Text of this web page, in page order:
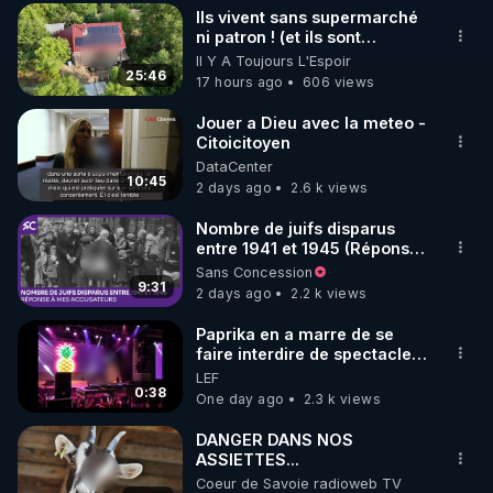
▶ 30 jours gratuit sur l’application de méditation et
de bien-être ENVOL :
Rendez-vous sur https://www.envol.app/code
le code : REGENERE
où je résidais alors, je
diffusais un tract que j’avais
moi-même rédigé, intitulé:
"La vérité, enfin." L’adresse
postale de mon association y
public puisse se renseigner
davantage. Résultat: une
demande et deux lettres
d’injures pour plusieurs
En 1990, la loi Gayssot fut
promulguée. Le professeur
Faurisson me dit: "Le texte
sanctionne la contestation
de crimes contre l’humanité
‘qui ont été commis’. C’est
une aubaine pour nous, car
pour nous condamner, les
juges devront prouver que
les crimes contestés ont
conséquence, le débat
historique qu’on nous refuse
dans les médias se
25:46
Ils vivent sans supermarché
ni patron ! (et ils sont
heureux)
Il Y A Toujours L'Espoir
17 hours ago
606 views
10:45
Jouer a Dieu avec la meteo -
Citoicitoyen
DataCenter
2 days ago
2.6 k views
9:31
Nombre de juifs disparus
entre 1941 et 1945 (Réponse
à mes accusateurs)
Sans Concession
2 days ago
2.2 k views
0:38
Paprika en a marre de se
faire interdire de spectacle.
Elle décide donc de devenir
DJ !
LEF
One day ago
2.3 k views
DANGER DANS NOS
ASSIETTES...
Coeur de Savoie radioweb TV